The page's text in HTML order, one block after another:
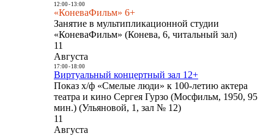
12:00- 13:00
«КоневаФильм» 6+
Занятие в мультипликационной студии
«КоневаФильм» (Конева, 6, читальный зал)
11
Августа
17:00- 18:00
Виртуальный концертный зал 12+
Показ х/ф «Смелые люди» к 100-летию актера
театра и кино Сергея Гурзо (Мосфильм, 1950, 95
мин.) (Ульяновой, 1, зал № 12)
11
Августа